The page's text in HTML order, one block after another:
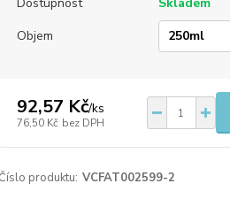
Objem
92,57 Kč/ks
76,50 Kč bez DPH
produktu: VCFAT002599-2